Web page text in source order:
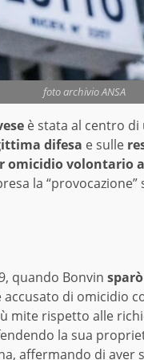
foto archivio ANSA
è stata al centro di
difesa e sulle
omicidio volontario
la
quando Bonvin
accusato di omicidio
mite rispetto alle
la sua
affermando di aver